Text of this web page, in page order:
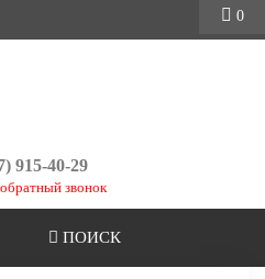
915-40-29
обратный звонок
ПОИСК
0